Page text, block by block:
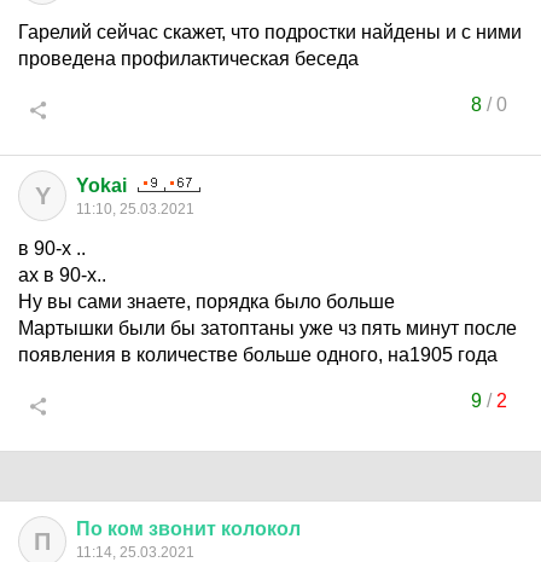
Гарелий сейчас скажет, что подростки найдены и с ними
проведена профилактическая беседа
8/0
Y Yokai
11:10, 25.03.2021
в 90-х ..
ах в 90-х..
Ну вы сами знаете, порядка было больше
Мартышки были бы затоптаны уже чз пять минут после
появления в количестве больше одного, на1905 года
9/ 2
П По ком звонит колокол
11:14, 25.03.2021